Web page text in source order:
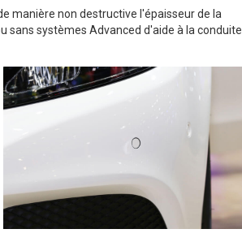
manière non destructive l'épaisseur de la
sans systèmes Advanced d'aide à la conduite